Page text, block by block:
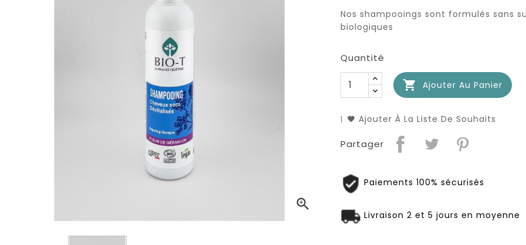

Nos shampooings sont formulés sans
biologiques
Quantité
 Ajouter Au Panier
Ajouter À La Liste De Souhaits
Partager
Paiements 100% sécurisés
Livraison 2 et 5 jours en moyenne